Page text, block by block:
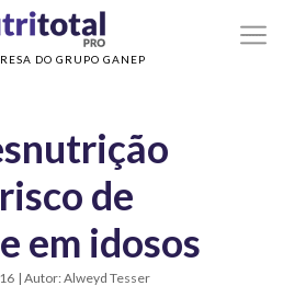
DO GRUPO GANEP
de desnutrição aumenta o risco de
de
em idosos
| Autor: Alweyd Tesser